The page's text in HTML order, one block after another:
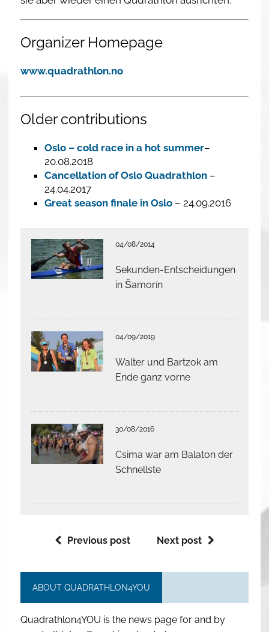
Organizer Homepage
www.quadrathlon.no
Older contributions
Oslo – cold race in a hot summer–
20.08.2018
Cancellation of Oslo Quadrathlon–
24.04.2017
Great season finale in Oslo– 24.09.2016
04/08/2014
Sekunden-Entscheidungen
in Šamorín
04/09/2019
Walter und Bartzok am
Ende ganz vorne
30/08/2016
Csima war am Balaton der
Schnellste
Previous post Next post
ABOUT QUADRATHLON4YOU
Quadrathlon4YOU is the news page for and by